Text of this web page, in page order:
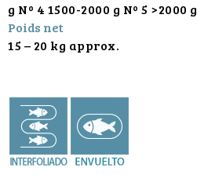
g Nº 4 1500-2000 g Nº 5 >2000 g
Poids net
15 – 20 kg approx.